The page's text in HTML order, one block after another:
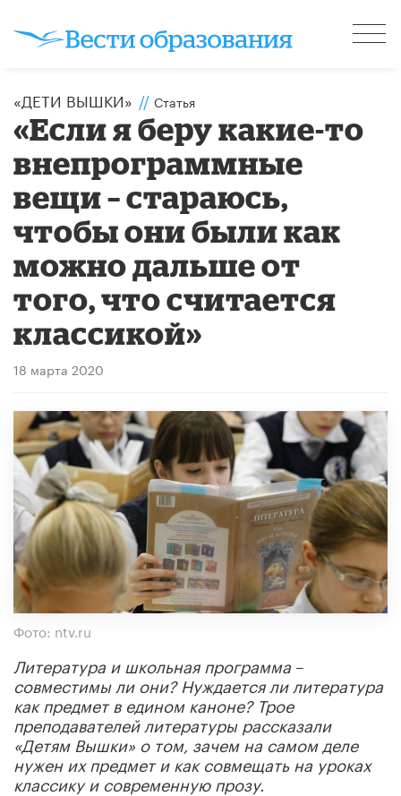
«ДЕТИ ВЫШКИ» // Статья
«Если я беру какие-то
внепрограммные
вещи – стараюсь,
чтобы они были как
можно дальше от
того, что считается
классикой»
18 марта 2020
Фото: ntv.ru
Литература и школьная программа –
совместимы ли они?Нуждается ли литература
как предмет в едином каноне? Трое
преподавателей литературы рассказали
«Детям Вышки» о том, зачемна самом деле
нужен их предмет и как совмещать на уроках
классику и современную прозу.